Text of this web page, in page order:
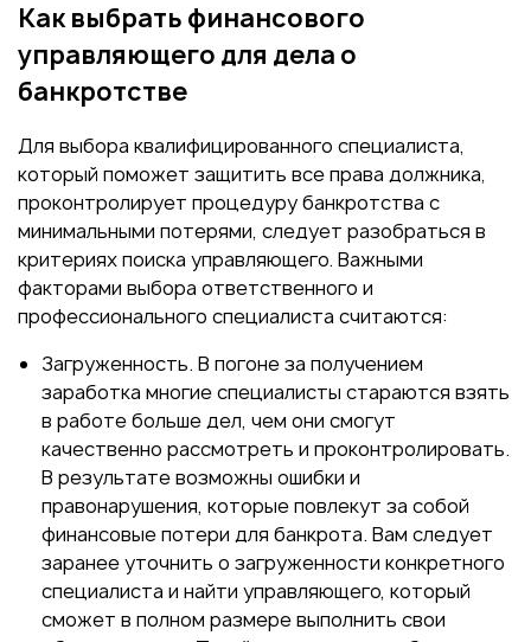
Как выбрать финансового
управляющего для дела о
банкротстве
Для выбора квалифицированного специалиста,
который поможет защитить все права должника,
проконтролирует процедуру банкротства с
минимальными потерями, следует разобраться в
критериях поиска управляющего. Важными
факторами выбора ответственного и
профессионального специалиста считаются:
Загруженность. В погоне за получением
заработка многие специалисты стараются взять
в работе больше дел, чем они смогут
качественно рассмотреть и проконтролировать.
В результате возможны ошибки и
правонарушения, которые повлекут за собой
финансовые потери для банкрота. Вам следует
заранее уточнить о загруженности конкретного
специалиста и найти управляющего, который
сможет в полном размере выполнить свои